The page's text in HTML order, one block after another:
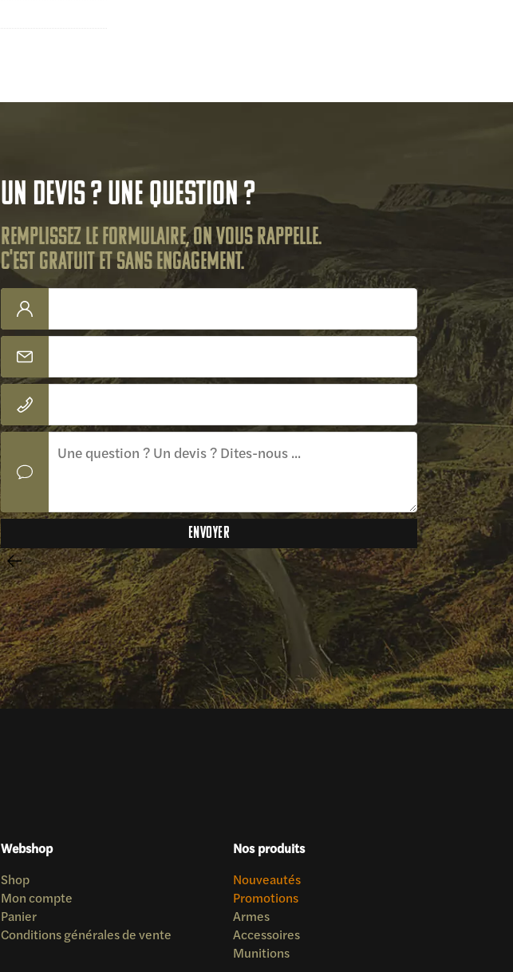
Un devis ? Une question ?
Remplissez le formulaire, on vous rappelle.
C'est gratuit et sans engagement.
Webshop
Shop
Mon compte
Panier
Conditions générales de vente
Nos produits
Nouveautés
Promotions
Armes
Accessoires
Munitions